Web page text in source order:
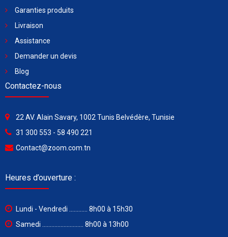
Garanties produits
Livraison
Assistance
Demander un devis
Blog
Contactez-nous
22 AV. Alain Savary, 1002 Tunis Belvédère, Tunisie
31 300 553 - 58 490 221
Contact@zoom.com.tn
Heures d’ouverture :
Lundi - Vendredi ............ 8h00 à 15h30
Samedi ........................... 8h00 à 13h00